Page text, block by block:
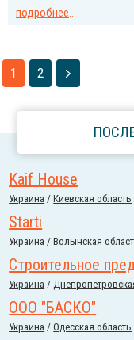
подробнее...
1 2
Kaif House
Украина /Киевская область
Starti
Украина /Волынская
Строительное
Украина /
ООО "БАСКО"
Украина /Одесская область